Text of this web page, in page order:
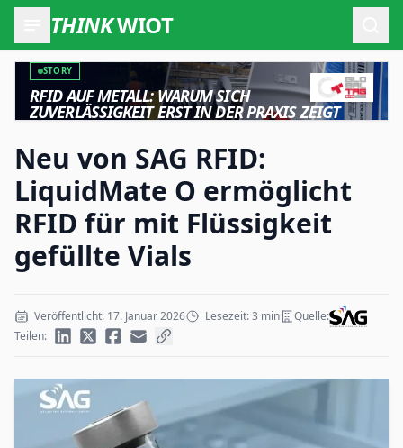
THINKWIOT
STORY
RFID AUF METALL: WARUM SICH
ZUVERLÄSSIGKEIT ERST IN DER PRAXIS ZEIGT
Neu von SAG RFID:
LiquidMate O ermöglicht
RFID für mit Flüssigkeit
gefüllte Vials
Veröffentlicht: 17. Januar 2026 Lesezeit: 3 min
Quelle:
Teilen: